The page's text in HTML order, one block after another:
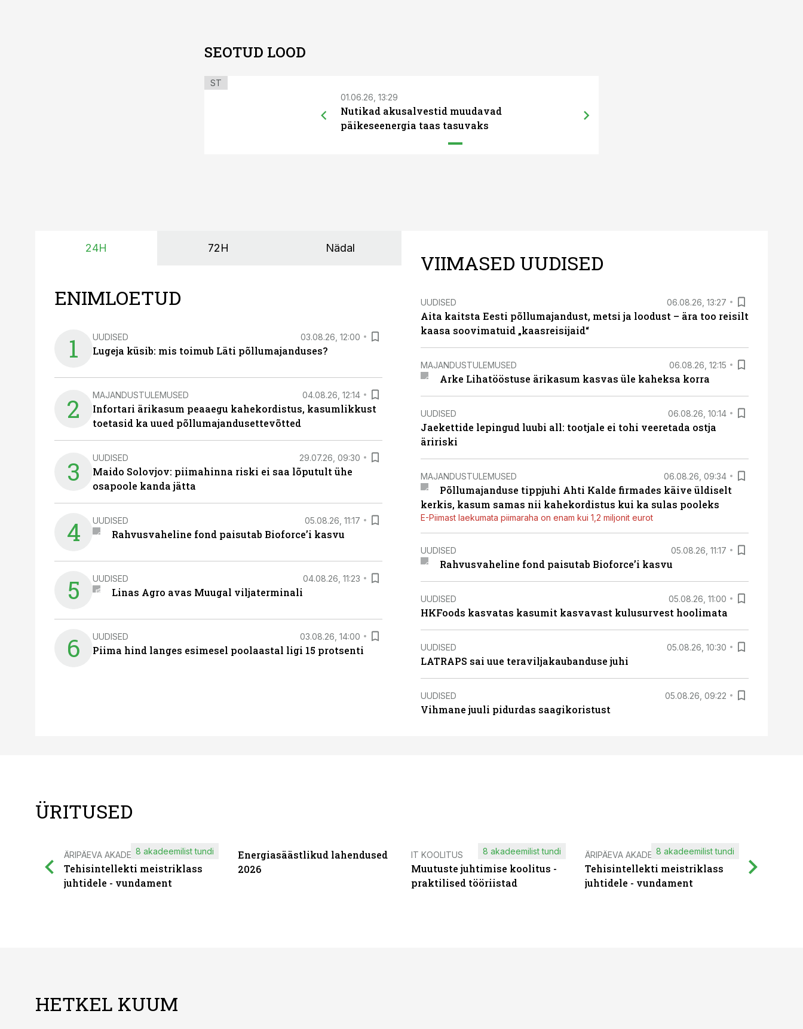
SEOTUD LOOD
ST
01.06.26, 13:29
Nutikad akusalvestid muudavad
päikeseenergia taas tasuvaks
24H 72H Nädal
ENIMLOETUD
1 UUDISED 03.08.26, 12:00
Lugeja küsib: mis toimub Läti põllumajanduses?
2 MAJANDUSTULEMUSED 04.08.26, 12:14
Infortari ärikasum peaaegu kahekordistus, kasumlikkust
toetasid ka uued põllumajandusettevõtted
3 UUDISED 29.07.26, 09:30
Maido Solovjov: piimahinna riski ei saa lõputult ühe
osapoole kanda jätta
4 UUDISED 05.08.26, 11:17
Rahvusvaheline fond paisutab Bioforce’i kasvu
5 UUDISED 04.08.26, 11:23
Linas Agro avas Muugal viljaterminali
6 UUDISED 03.08.26, 14:00
Piima hind langes esimesel poolaastal ligi 15 protsenti
VIIMASED UUDISED
UUDISED 06.08.26, 13:27
Aita kaitsta Eesti põllumajandust, metsi ja loodust – ära too reisilt
kaasa soovimatuid „kaasreisijaid“
MAJANDUSTULEMUSED 06.08.26, 12:15
Arke Lihatööstuse ärikasum kasvas üle kaheksa korra
UUDISED 06.08.26, 10:14
Jaekettide lepingud luubi all: tootjale ei tohi veeretada ostja
äririski
MAJANDUSTULEMUSED 06.08.26, 09:34
Põllumajanduse tippjuhi Ahti Kalde firmades käive üldiselt
kerkis, kasum samas nii kahekordistus kui ka sulas pooleks
E-Piimast laekumata piimaraha on enam kui 1,2 miljonit eurot
UUDISED 05.08.26, 11:17
Rahvusvaheline fond paisutab Bioforce’i kasvu
UUDISED 05.08.26, 11:00
HKFoods kasvatas kasumit kasvavast kulusurvest hoolimata
UUDISED 05.08.26, 10:30
LATRAPS sai uue teraviljakaubanduse juhi
UUDISED 05.08.26, 09:22
Vihmane juuli pidurdas saagikoristust
ÜRITUSED
ÄRIPÄEVA AKADEEMIA
Tehisintellekti meistriklass
juhtidele - vundament
8 akadeemilist tundi
Energiasäästlikud lahendused
2026
IT KOOLITUS
Muutuste juhtimise koolitus -
praktilised tööriistad
8 akadeemilist tundi ÄRIPÄEVA AKADEEMIA
Tehisintellekti meistriklass
juhtidele - vundament
8 akadeemilist tundi
HETKEL KUUM